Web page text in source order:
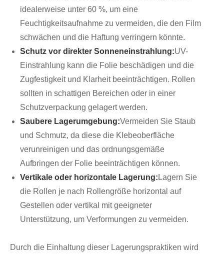
idealerweise unter 60 %, um eine
Feuchtigkeitsaufnahme zu vermeiden, die den Film
schwächen und die Haftung verringern könnte.
Schutz vor direkter Sonneneinstrahlung:UV-
Einstrahlung kann die Folie beschädigen und die
Zugfestigkeit und Klarheit beeinträchtigen. Rollen
sollten in schattigen Bereichen oder in einer
Schutzverpackung gelagert werden.
Saubere Lagerumgebung:Vermeiden Sie Staub
und Schmutz, da diese die Klebeoberfläche
verunreinigen und das ordnungsgemäße
Aufbringen der Folie beeinträchtigen können.
Vertikale oder horizontale Lagerung: Lagern Sie
die Rollen je nach Rollengröße horizontal auf
Gestellen oder vertikal mit geeigneter
Unterstützung, um Verformungen zu vermeiden.
Durch die Einhaltung dieser Lagerungspraktiken wird